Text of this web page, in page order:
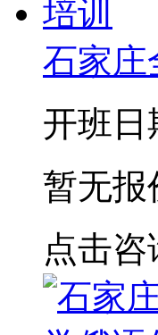
石家庄
开班日
暂无报
点击咨